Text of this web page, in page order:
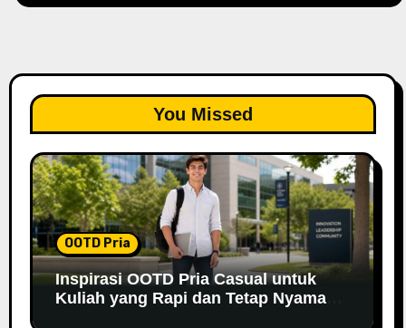
You Missed
OOTD Pria
Inspirasi OOTD Pria Casual untuk
Kuliah yang Rapi dan Tetap Nyaman